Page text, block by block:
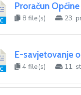
Proračun
8 file(s) 23.
E-savjetovanje
4 file(s) 11.